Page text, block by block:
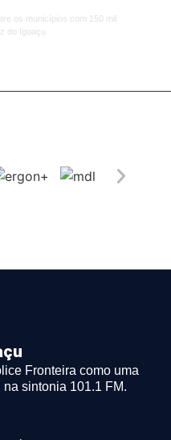
os municípios com 150 mil
do Iguaçu
Fronteira como uma
sintonia 101.1 FM.